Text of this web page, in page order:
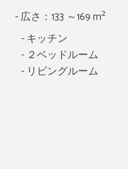
- 広さ：133 ～169 m2
- キッチン
- ２ベッドルーム
- リビングルーム